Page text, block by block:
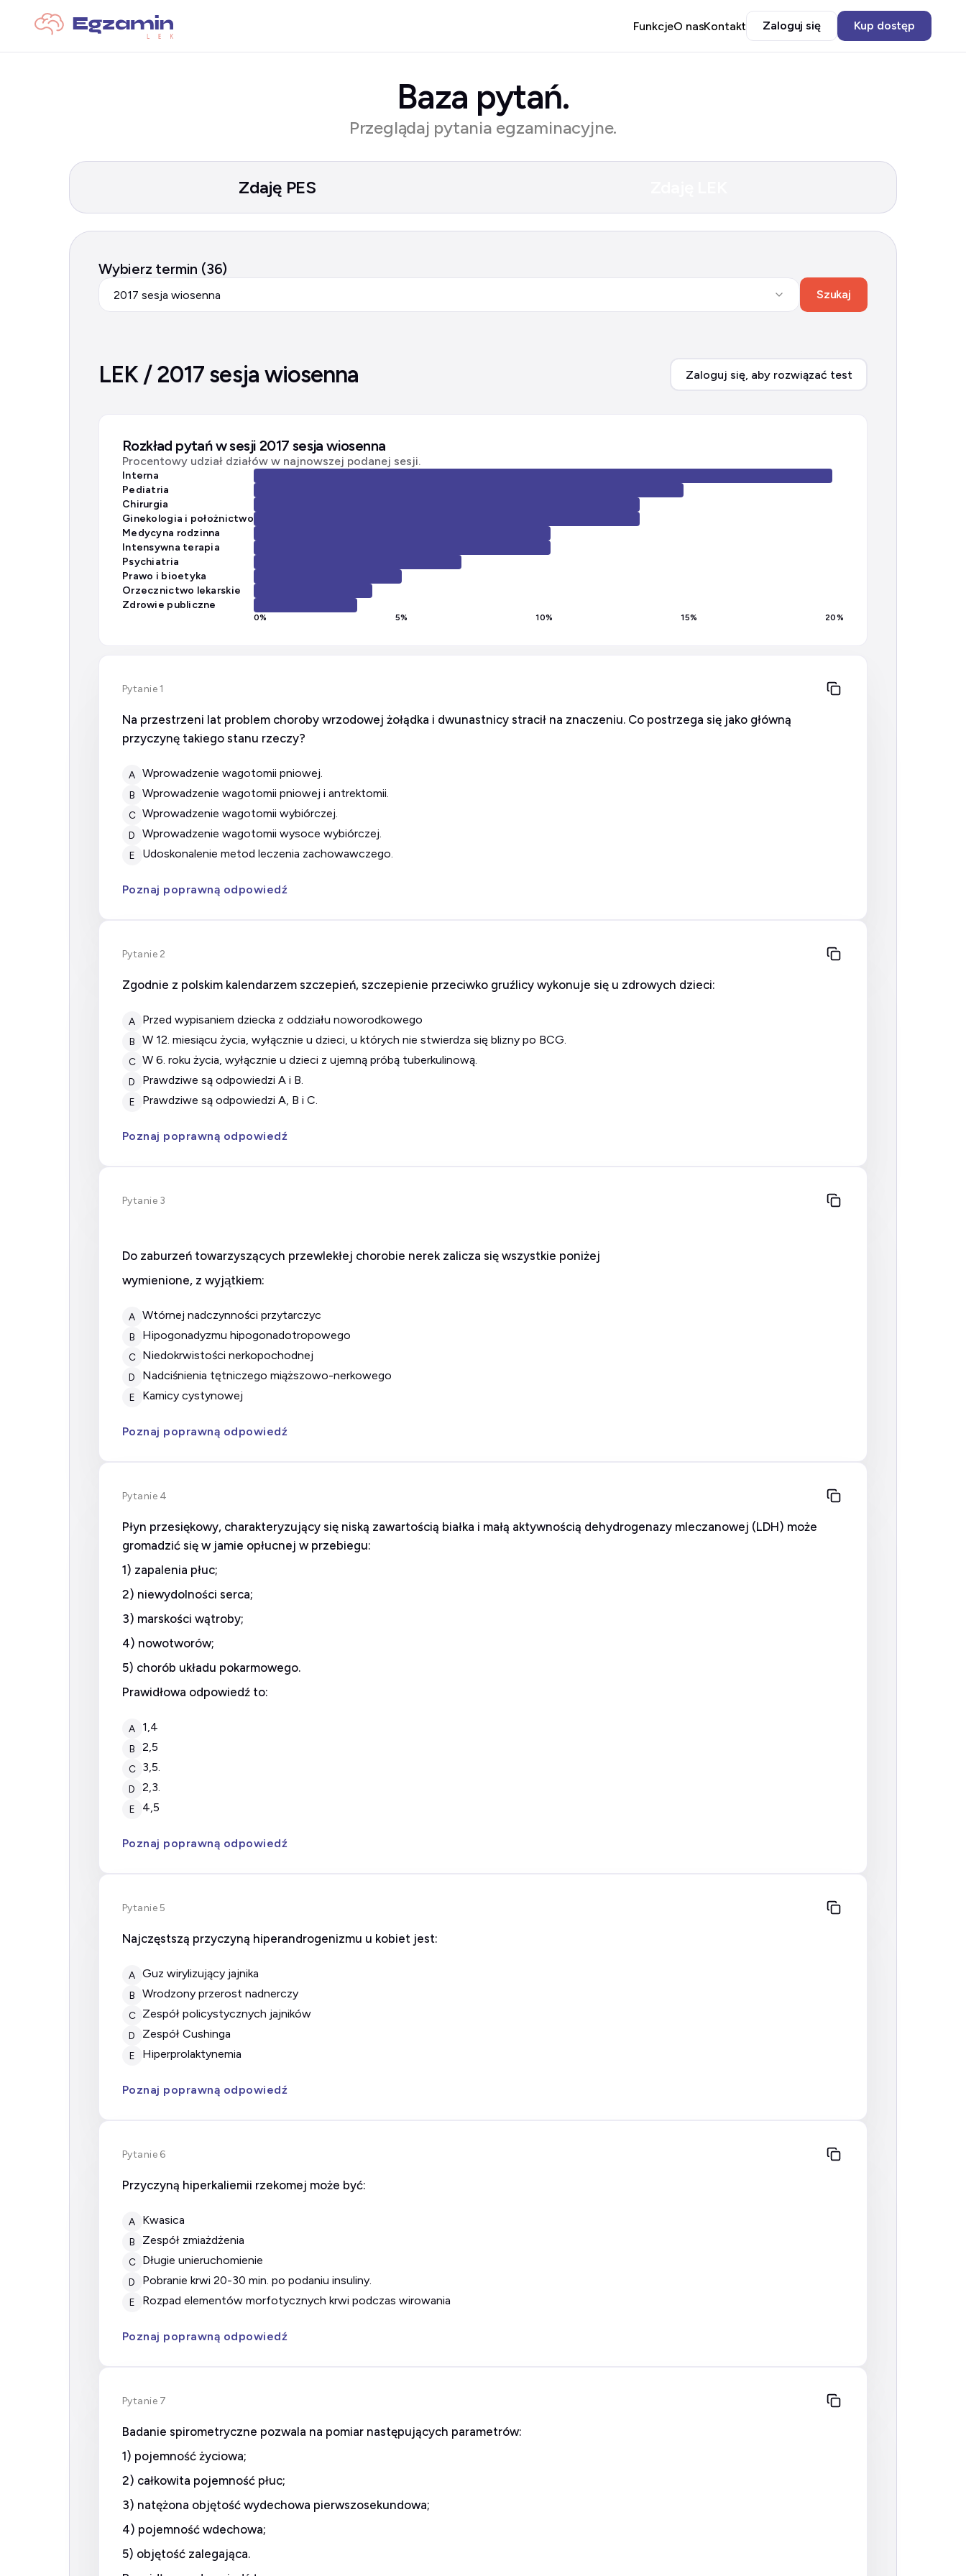
FunkcjeO nasKontakt Zaloguj się Kup dostęp
Baza pytań.
Przeglądaj pytania egzaminacyjne.
Zdaję PES
Wybierz termin (36)
2017 sesja wiosenna Szukaj
LEK / 2017 sesja wiosenna Zaloguj się, aby rozwiązać test
Rozkład pytań w sesji 2017 sesja wiosenna
Procentowy udział działów w najnowszej podanej sesji.
Interna
Pediatria
Chirurgia
Ginekologia i położnictwo
Medycyna rodzinna
Intensywna terapia
Psychiatria
Prawo i bioetyka
Orzecznictwo lekarskie
Zdrowie publiczne
0% 5% 10% 15% 20%
Pytanie 1
Na przestrzeni lat problem choroby wrzodowej żołądka i dwunastnicy stracił na znaczeniu. Co postrzega się jako główną
przyczynę takiego stanu rzeczy?
A wprowadzenie wagotomii pniowej.
B wprowadzenie wagotomii pniowej i antrektomii.
C wprowadzenie wagotomii wybiórczej.
D wprowadzenie wagotomii wysoce wybiórczej.
E udoskonalenie metod leczenia zachowawczego.
Poznaj poprawną odpowiedź
Pytanie 2
Zgodnie z polskim kalendarzem szczepień, szczepienie przeciwko gruźlicy wykonuje się u zdrowych dzieci:
A przed wypisaniem dziecka z oddziału noworodkowego
B w 12. miesiącu życia, wyłącznie u dzieci, u których nie stwierdza się blizny po BCG.
C w 6. roku życia, wyłącznie u dzieci z ujemną próbą tuberkulinową.
D prawdziwe są odpowiedzi A i B.
E prawdziwe są odpowiedzi A, B i C.
Poznaj poprawną odpowiedź
Pytanie 3
Do zaburzeń towarzyszących przewlekłej chorobie nerek zalicza się wszystkie poniżej
wymienione, z wyjątkiem:
A Wtórnej nadczynności przytarczyc
B Hipogonadyzmu hipogonadotropowego
C Niedokrwistości nerkopochodnej
D Nadciśnienia tętniczego miąższowo-nerkowego
E Kamicy cystynowej
Poznaj poprawną odpowiedź
Pytanie 4
Płyn przesiękowy, charakteryzujący się niską zawartością białka i małą aktywnością dehydrogenazy mleczanowej (LDH) może
gromadzić się w jamie opłucnej w przebiegu:
1) zapalenia płuc;
2) niewydolności serca;
3) marskości wątroby;
4) nowotworów;
5) chorób układu pokarmowego.
Prawidłowa odpowiedź to:
A 1,4
B 2,5
C 3,5.
D 2,3.
E 4,5
Poznaj poprawną odpowiedź
Pytanie 5
Najczęstszą przyczyną hiperandrogenizmu u kobiet jest:
A Guz wirylizujący jajnika
B Wrodzony przerost nadnerczy
C Zespół policystycznych jajników
D Zespół Cushinga
E Hiperprolaktynemia
Poznaj poprawną odpowiedź
Pytanie 6
Przyczyną hiperkaliemii rzekomej może być:
A kwasica
B zespół zmiażdżenia
C długie unieruchomienie
D pobranie krwi 20-30 min. po podaniu insuliny.
E rozpad elementów morfotycznych krwi podczas wirowania
Poznaj poprawną odpowiedź
Pytanie 7
Badanie spirometryczne pozwala na pomiar następujących parametrów:
1) pojemność życiowa;
2) całkowita pojemność płuc;
3) natężona objętość wydechowa pierwszosekundowa;
4) pojemność wdechowa;
5) objętość zalegająca.